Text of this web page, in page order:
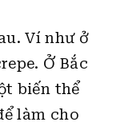
Ví như ở
Ở Bắc
biến thể
làm cho